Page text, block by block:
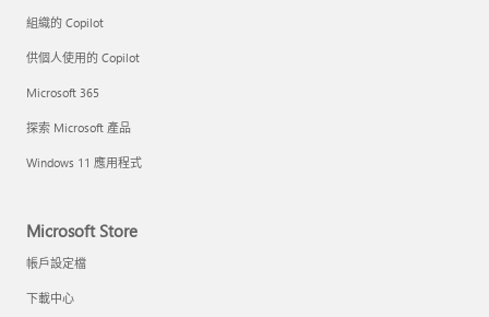
組織的 Copilot
供個人使用的 Copilot
Microsoft 365
探索 Microsoft 產品
Windows 11 應用程式
Microsoft Store
帳戶設定檔
下載中心